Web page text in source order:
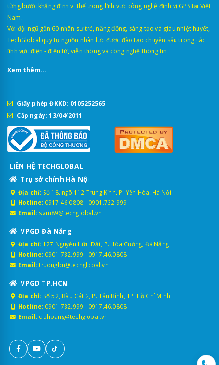
từng bước khẳng định vị thế trong lĩnh vực công nghệ định vị GPS tại Việt
Nam.
Với đội ngũ gần 60 nhân sự trẻ, năng động, sáng tạo và giàu nhiệt huyết,
TechGlobal quy tụ nguồn nhân lực được đào tạo chuyên sâu trong các
lĩnh vực điện - điện tử, viễn thông và công nghệ thông tin.
Xem thêm...
Giấy phép ĐKKD: 0105252565
Cấp ngày: 13/04/2011
LIÊN HỆ TECHGLOBAL
Trụ sở chính Hà Nội
Địa chỉ: Số 18, ngõ 112 Trung Kính, P. Yên Hòa, Hà Nội.
Hotline: 0917.46.0808- 0901.732.999
Email: sam89@techglobal.vn
VPGD Đà Nẵng
Địa chỉ: 127 Nguyễn Hữu Dật, P. Hòa Cường, Đà Nẵng
Hotline: 0901.732.999 - 0917.46.0808
Email: truongbn@techglobal.vn
VPGD TP.HCM
Địa chỉ: Số 52, Bàu Cát 2, P. Tân Bình, TP. Hồ Chí Minh
Hotline: 0901.732.999 - 0917.46.0808
Email: dohoang@techglobal.vn